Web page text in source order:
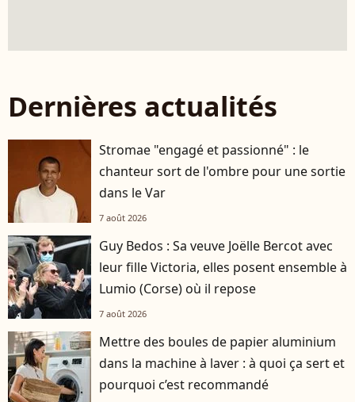
Dernières actualités
Stromae "engagé et passionné" : le
chanteur sort de l'ombre pour une sortie
dans le Var
7 août 2026
Guy Bedos : Sa veuve Joëlle Bercot avec
leur fille Victoria, elles posent ensemble à
Lumio (Corse) où il repose
7 août 2026
Mettre des boules de papier aluminium
dans la machine à laver : à quoi ça sert et
pourquoi c’est recommandé